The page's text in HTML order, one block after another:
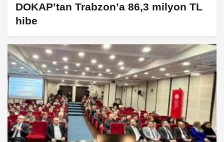
DOKAP’tan Trabzon’a 86,3 milyon TL
hibe